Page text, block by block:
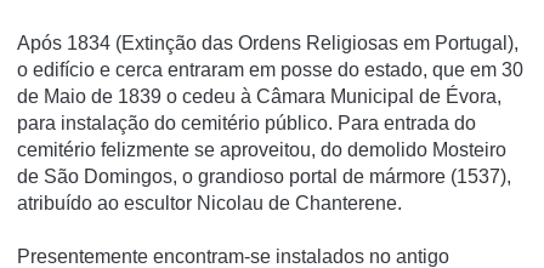
Após 1834 (Extinção das Ordens Religiosas em Portugal),
o edifí­cio e cerca entraram em posse do estado, que em 30
de Maio de 1839 o cedeu à Câmara Municipal de Évora,
para instalação do cemitério público. Para entrada do
cemitério felizmente se aproveitou, do demolido Mosteiro
de São Domingos, o grandioso portal de mármore (1537),
atribuí­do ao escultor Nicolau de Chanterene.
Presentemente encontram-se instalados no antigo